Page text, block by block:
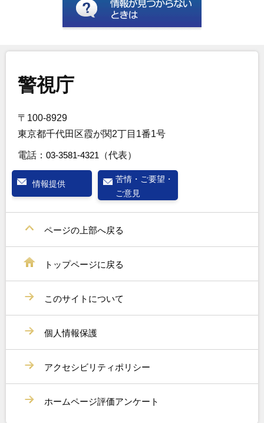
警視庁
〒100-8929
東京都千代田区霞が関2丁目1番1号
電話： 03-3581-4321 （代表）
情報提供
苦情・ご要望・
ご意見
ページの上部へ戻る
トップページに戻る
このサイトについて
個人情報保護
アクセシビリティポリシー
ホームページ評価アンケート